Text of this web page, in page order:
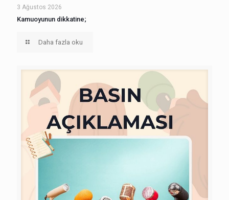
3 Ağustos 2026
Kamuoyunun dikkatine;
Daha fazla oku